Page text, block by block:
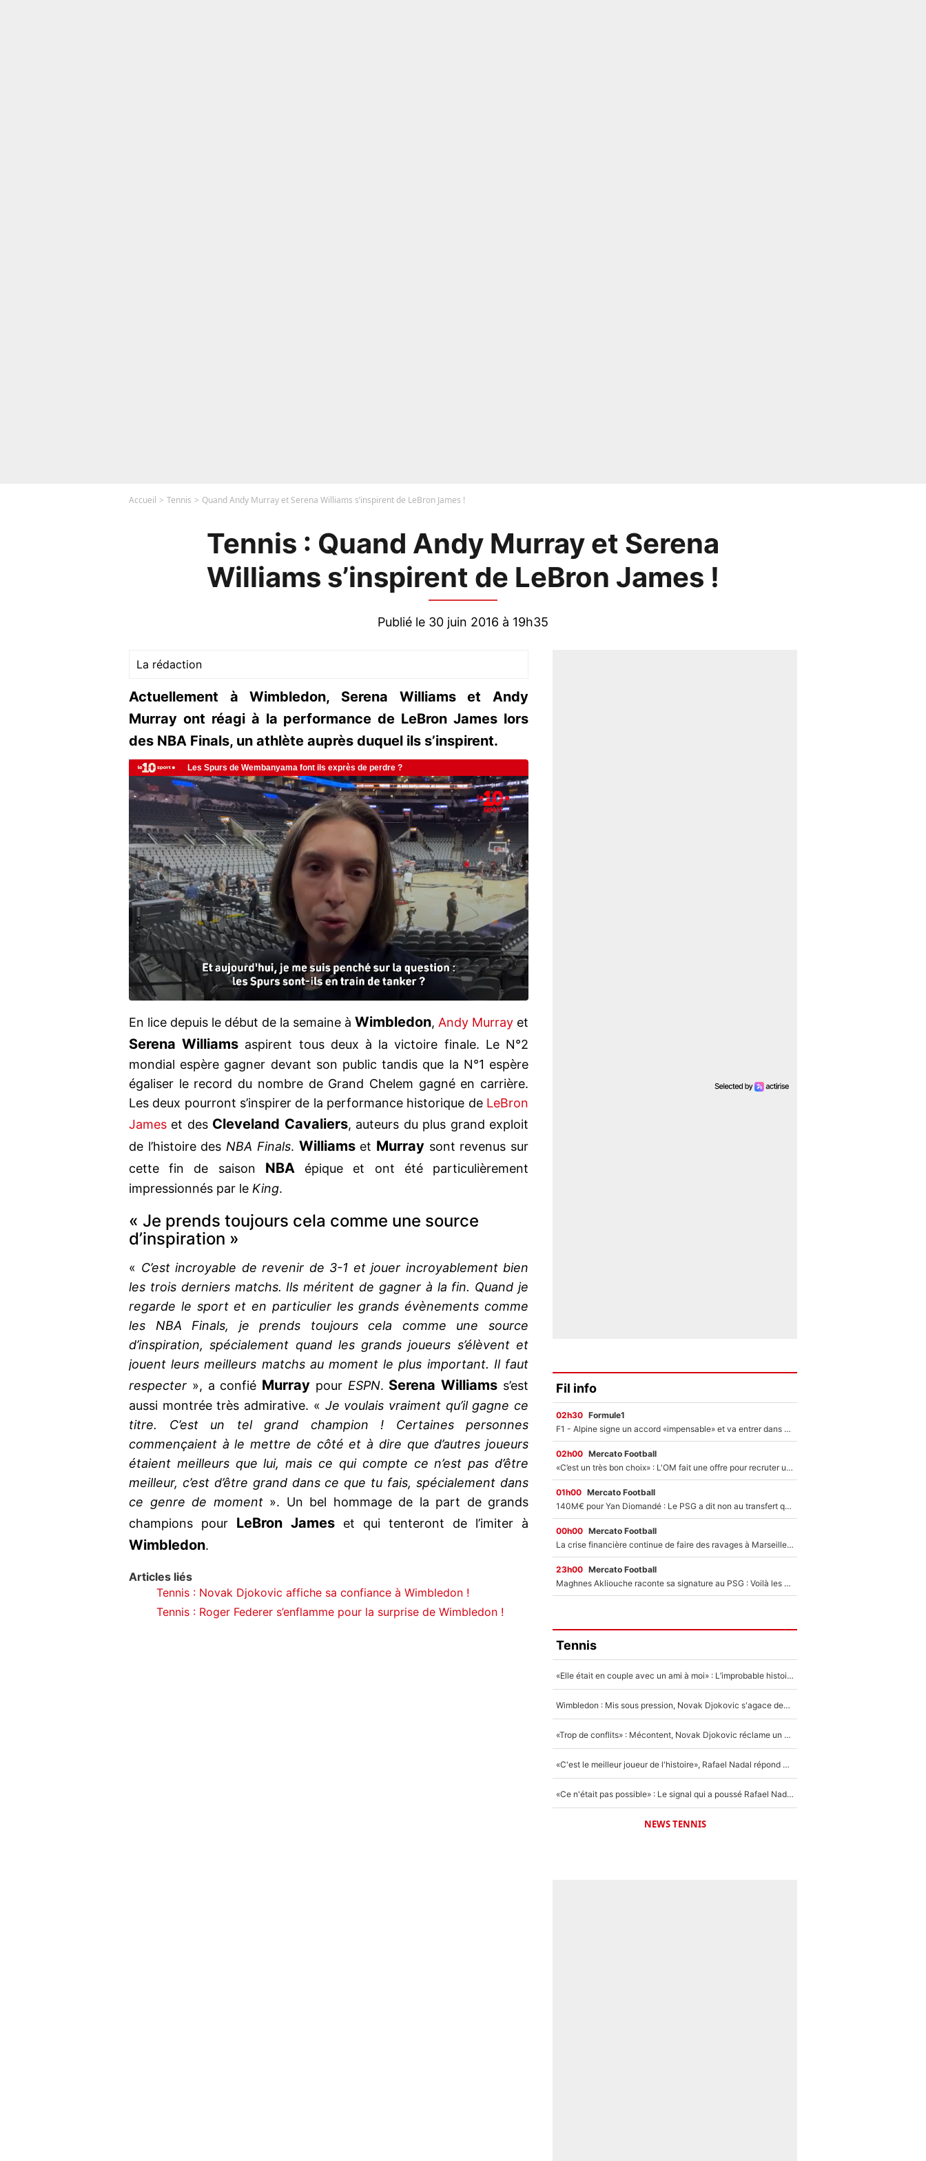
Accueil Tennis Quand Andy Murray et Serena Williams s’inspirent de LeBron James !
Tennis : Quand Andy Murray et Serena
Williams s’inspirent de LeBron James !
Publié le 30 juin 2016 à 19h35
La rédaction
Actuellement à Wimbledon, Serena Williams et Andy
Murray ont réagi à la performance de LeBron James lors
des NBA Finals, un athlète auprès duquel ils s’inspirent.
En lice depuis le début de la semaine à Wimbledon, Andy Murray et
Serena Williams aspirent tous deux à la victoire finale. Le N°2
mondial espère gagner devant son public tandis que la N°1 espère
égaliser le record du nombre de Grand Chelem gagné en carrière.
Les deux pourront s’inspirer de la performance historique de LeBron
James et des Cleveland Cavaliers, auteurs du plus grand exploit
de l’histoire desNBA Finals. Williamset Murraysont revenus sur
cette fin de saison NBAépique et ont été particulièrement
impressionnés par le King.
« Je prends toujours cela comme une source
d’inspiration »
« C’est incroyable de revenir de 3-1 et jouer incroyablement bien
les trois derniers matchs. Ils méritent de gagner à la fin. Quand je
regarde le sport et en particulier les grands évènements comme
les NBA Finals, je prends toujours cela comme une source
d’inspiration, spécialement quand les grands joueurs s’élèvent et
jouent leurs meilleurs matchs au moment le plus important. Il faut
respecter », a confié Murray pour ESPN. Serena Williams s’est
aussi montrée très admirative. « Je voulais vraiment qu’il gagne ce
titre. C’est un tel grand champion ! Certaines personnes
commençaient à le mettre de côté et à dire que d’autres joueurs
étaient meilleurs que lui, mais ce qui compte ce n’est pas d’être
meilleur, c’est d’être grand dans ce que tu fais, spécialement dans
ce genre de moment». Un bel hommage de la part de grands
champions pour LeBron James et qui tenteront de l’imiter à
Wimbledon.
Articles liés
Tennis : Novak Djokovic affiche sa confiance à Wimbledon !
Tennis : Roger Federer s’enflamme pour la surprise de Wimbledon !
Fil info
02h30 Formule1
F1 - Alpine signe un accord «impensable» et va entrer dans une nouvelle dimension : Grande nouvelle pour Pierre Gasly !
02h00 Mercato Football
«C’est un très bon choix» : L'OM fait une offre pour recruter un ancien joueur du PSG... et c'est validé dans l'After Foot !
01h00 Mercato Football
140M€ pour Yan Diomandé : Le PSG a dit non au transfert qui bat tous les records sur le mercato
00h00 Mercato Football
La crise financière continue de faire des ravages à Marseille : L’OM a placé 12 joueurs sur le marché des transferts… et ça pourrait lui rapporter près de 100M€ !
23h00 Mercato Football
Maghnes Akliouche raconte sa signature au PSG : Voilà les coulisses de son transfert de rêve à 50M€
Tennis
«Elle était en couple avec un ami à moi» : L’improbable histoire derrière la «seule relation longue» de Novak Djokovic
Wimbledon : Mis sous pression, Novak Djokovic s'agace devant la presse !
«Trop de conflits» : Mécontent, Novak Djokovic réclame un grand changement !
«C'est le meilleur joueur de l'histoire», Rafael Nadal répond à la question que tout le monde se pose !
«Ce n'était pas possible» : Le signal qui a poussé Rafael Nadal à prendre sa retraite !
NEWS TENNIS